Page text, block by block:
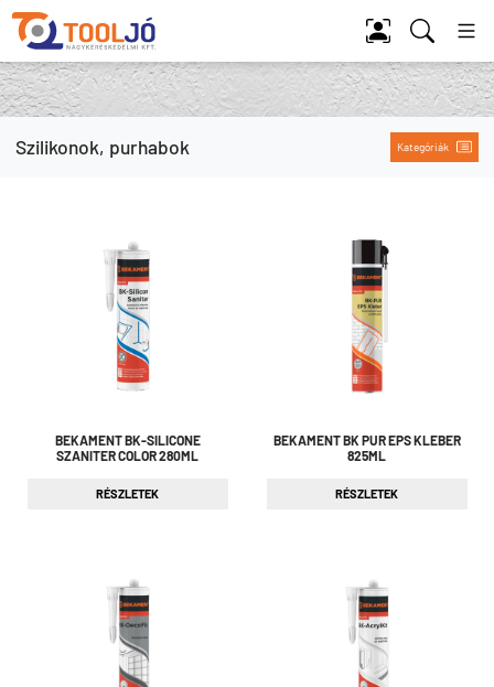
Tool Jó
Szilikonok, purhabok Kategóriák
BEKAMENT BK-SILICONE
SZANITER COLOR 280ML
RÉSZLETEK
BEKAMENT BK PUR EPS KLEBER
825ML
RÉSZLETEK